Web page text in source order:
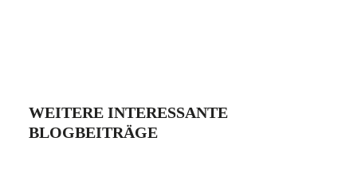
WEITERE INTERESSANTE
BLOGBEITRÄGE